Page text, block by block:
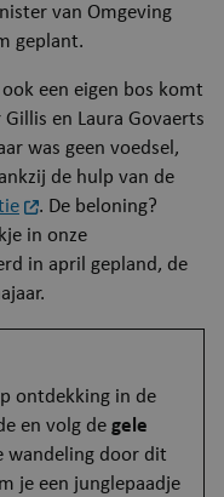
van Omgeving
geplant.
een eigen bos komt
Gillis en Laura Govaerts
was geen voedsel,
de hulp van de
. De beloning?
in onze
in april gepland, de
ontdekking in de
en volg de gele
wandeling door dit
je een junglepaadje